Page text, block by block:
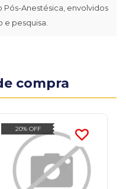
Anestésica, envolvidos
e pesquisa.
compra
20% OFF